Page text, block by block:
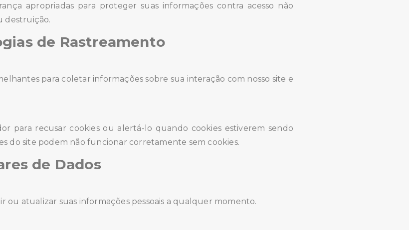
apropriadas para proteger suas informações contra acesso não
destruição.
de Rastreamento
para coletar informações sobre sua interação com nosso site e
para recusar cookies ou alertá-lo quando cookies estiverem sendo
do site podem não funcionar corretamente sem cookies.
de Dados
ou atualizar suas informações pessoais a qualquer momento.